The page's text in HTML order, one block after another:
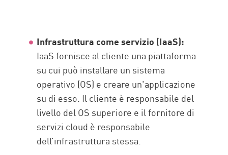
Infrastruttura come servizio (IaaS):
IaaS fornisce al cliente una piattaforma
su cui può installare un sistema
operativo (OS) e creare un'applicazione
su di esso. Il cliente è responsabile del
livello del OS superiore e il fornitore di
servizi cloud è responsabile
dell’infrastruttura stessa.